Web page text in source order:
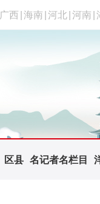
广西 海南 河北 河南
区县 名记者名栏目